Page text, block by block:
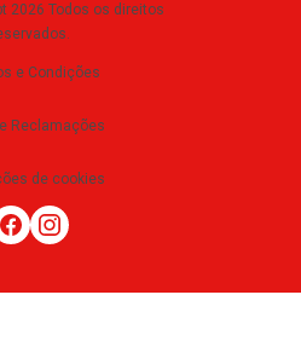
2026 Todos os direitos
.
e Condições
Reclamações
de cookies